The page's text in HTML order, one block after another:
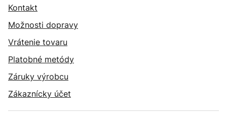
Kontakt
Možnosti dopravy
Vrátenie tovaru
Platobné metódy
Záruky výrobcu
Zákaznícky účet